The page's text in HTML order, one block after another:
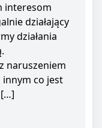
interesom
działający
działania
naruszeniem
co jest
[…]